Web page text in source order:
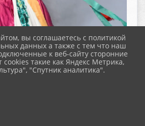
вы соглашаетесь с политикой
данных а также с тем что наш
к веб-сайту сторонние
такие как Яндекс Метрика,
"Спутник аналитика".